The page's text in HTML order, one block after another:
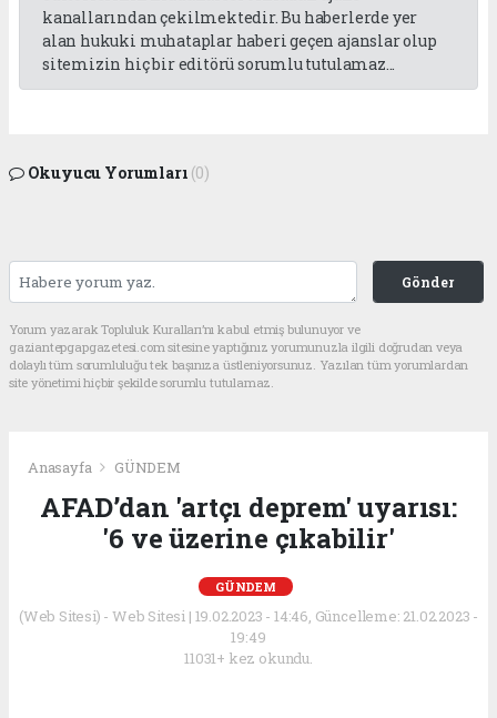
kanallarından çekilmektedir. Bu haberlerde yer
alan hukuki muhataplar haberi geçen ajanslar olup
sitemizin hiç bir editörü sorumlu tutulamaz...
Okuyucu Yorumları (0)
Gönder
Yorum yazarak Topluluk Kuralları’nı kabul etmiş bulunuyor ve
gaziantepgapgazetesi.com sitesine yaptığınız yorumunuzla ilgili doğrudan veya
dolaylı tüm sorumluluğu tek başınıza üstleniyorsunuz. Yazılan tüm yorumlardan
site yönetimi hiçbir şekilde sorumlu tutulamaz.
Anasayfa GÜNDEM
AFAD’dan 'artçı deprem' uyarısı:
'6 ve üzerine çıkabilir'
GÜNDEM
(Web Sitesi) - Web Sitesi | 19.02.2023 - 14:46, Güncelleme: 21.02.2023 -
19:49
11031+ kez okundu.